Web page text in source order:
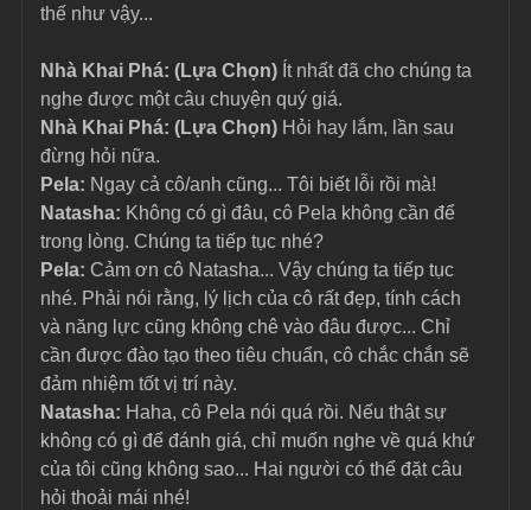
thế như vậy...
Nhà Khai Phá: (Lựa Chọn) Ít nhất đã cho chúng ta
nghe được một câu chuyện quý giá.
Nhà Khai Phá: (Lựa Chọn) Hỏi hay lắm, lần sau
đừng hỏi nữa.
Pela: Ngay cả cô/anh cũng... Tôi biết lỗi rồi mà!
Natasha: Không có gì đâu, cô Pela không cần để
trong lòng. Chúng ta tiếp tục nhé?
Pela: Cảm ơn cô Natasha... Vậy chúng ta tiếp tục
nhé. Phải nói rằng, lý lịch của cô rất đẹp, tính cách
và năng lực cũng không chê vào đâu được... Chỉ
cần được đào tạo theo tiêu chuẩn, cô chắc chắn sẽ
đảm nhiệm tốt vị trí này.
Natasha: Haha, cô Pela nói quá rồi. Nếu thật sự
không có gì để đánh giá, chỉ muốn nghe về quá khứ
của tôi cũng không sao... Hai người có thể đặt câu
hỏi thoải mái nhé!